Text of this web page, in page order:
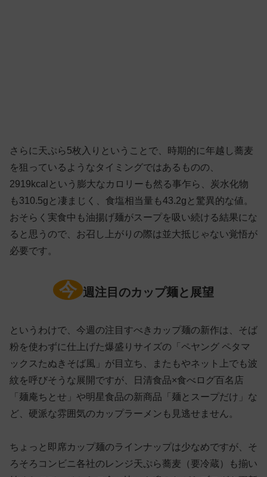
さらに天ぷら5枚入りということで、時期的に年越し蕎麦
を狙っているようなタイミングではあるものの、
2919kcalという膨大なカロリーも然る事乍ら、炭水化物
も310.5gと凄まじく、食塩相当量も43.2gと驚異的な値。
おそらく実食中も油揚げ麺がスープを吸い続ける結果にな
ると思うので、お召し上がりの際は並大抵じゃない覚悟が
必要です。
今 週注目のカップ麺と展望
というわけで、今週の注目すべきカップ麺の新作は、そば
粉を使わずに仕上げた爆盛りサイズの「ペヤング ペタマ
ックスたぬきそば風」が目立ち、またもやネット上でも波
紋を呼びそうな展開ですが、日清食品×食べログ百名店
「麺庵ちとせ」や明星食品の新商品「麺とスープだけ」な
ど、硬派な雰囲気のカップラーメンも見逃せません。
ちょっと即席カップ麺のラインナップは少なめですが、そ
ろそろコンビニ各社のレンジ天ぷら蕎麦（要冷蔵）も揃い